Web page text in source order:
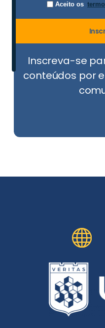
Aceito os
Inscreva-se
conteúdos por